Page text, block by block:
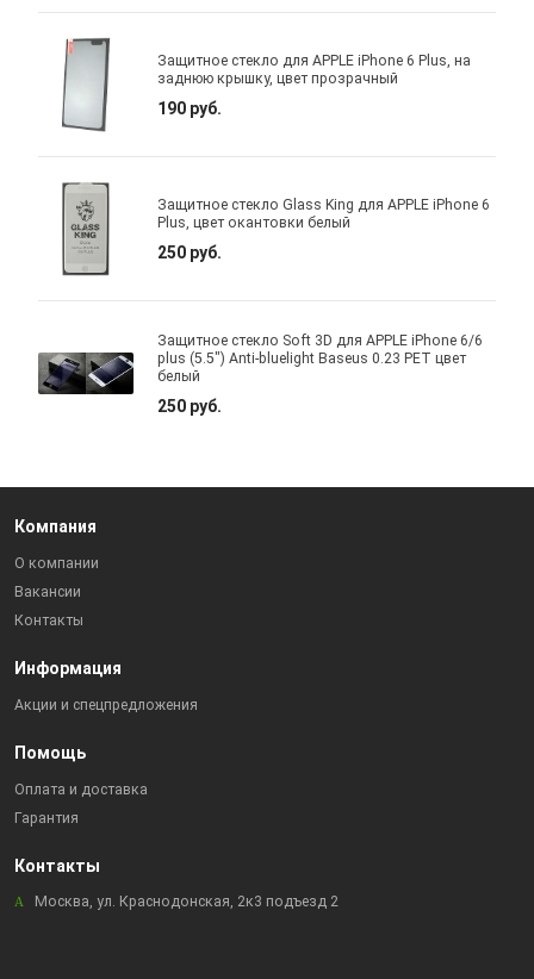
Защитное стекло для APPLE iPhone 6 Plus, на
заднюю крышку, цвет прозрачный
190 руб.
Защитное стекло Glass King для APPLE iPhone 6
Plus, цвет окантовки белый
250 руб.
Защитное стекло Soft 3D для APPLE iPhone 6/6
plus (5.5") Anti-bluelight Baseus 0.23 PET цвет
белый
250 руб.
Компания
О компании
Вакансии
Контакты
Информация
Акции и спецпредложения
Помощь
Оплата и доставка
Гарантия
Контакты
Москва, ул. Краснодонская, 2к3 подъезд 2